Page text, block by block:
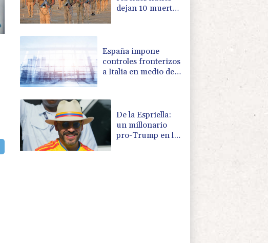
dejan 10 muertos
España impone
controles fronterizos
a Italia en medio de
De la Espriella:
un millonario
pro-Trump en la